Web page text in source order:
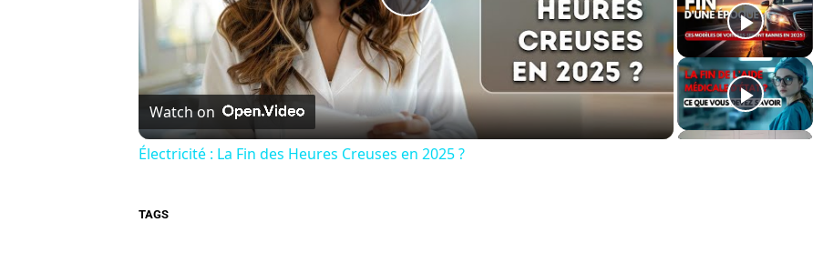
Play
Video
Watch on
Électricité : La Fin des Heures Creuses en 2025 ?
TAGS